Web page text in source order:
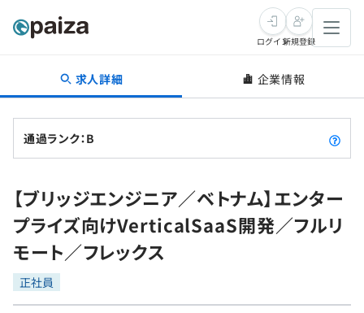
転職・キャリア
転職成功ガイド
転職エージェント
インタビュー
転職成功ガイド
新卒就活
求人検索
本選考
インターン
学習
問題集
プログラミング言語
ゲーム・マンガ
ログイン新規登録
求人詳細 企業情報
通過ランク：B
【ブリッジエンジニア／ベトナム】エンター
プライズ向けVerticalSaaS開発／フルリ
モート／フレックス
正社員